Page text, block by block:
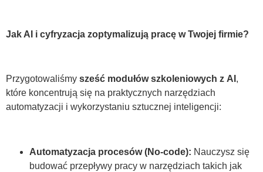
Jak AI i cyfryzacja zoptymalizują pracę w Twojej firmie?
Przygotowaliśmy sześć modułów szkoleniowych z AI ,
które koncentrują się na praktycznych narzędziach
automatyzacji i wykorzystaniu sztucznej inteligencji:
Automatyzacja procesów (No-code): Nauczysz się
budować przepływy pracy w narzędziach takich jak